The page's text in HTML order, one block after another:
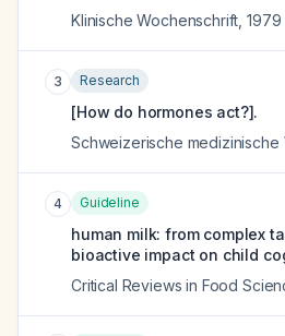
Klinische Wochenschrift ,1979
3 Research
[How do hormones act?].
Schweizerische medizinische
4 Guideline
human milk: from complex
bioactive impact on child
Critical Reviews in Food